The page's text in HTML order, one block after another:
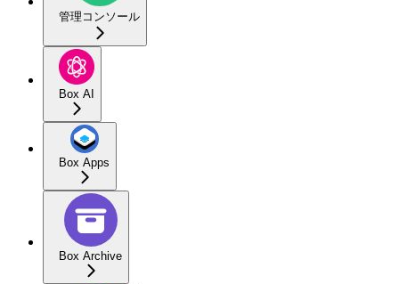
管理コンソール
Box AI
Box Apps
Box Archive